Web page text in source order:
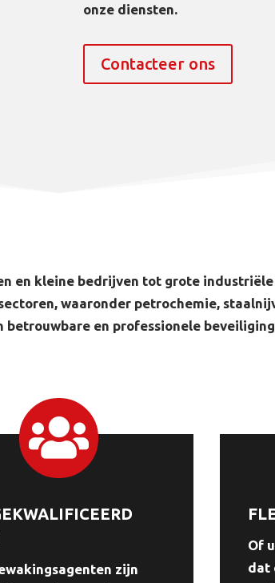
onze diensten.
Contacteer ons
en kleine bedrijven tot grote
waaronder petrochemie,
en professionele

zijn
Of
dat